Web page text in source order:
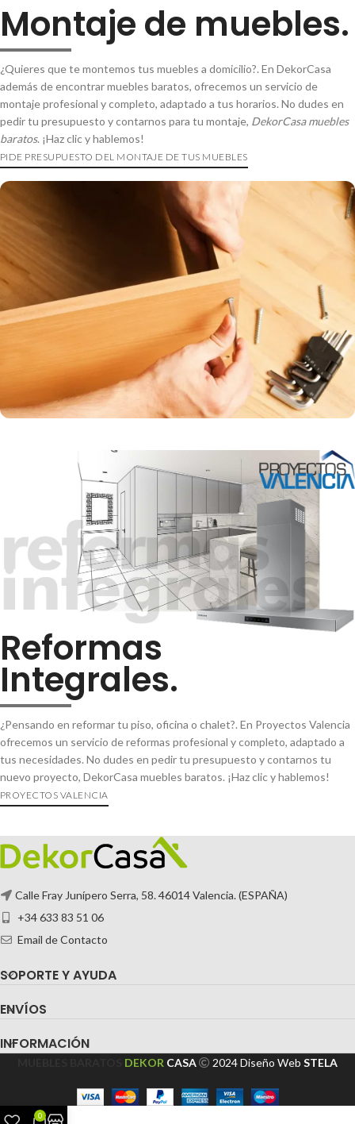
Montaje de muebles.
¿Quieres que te montemos tus muebles a domicilio?. En DekorCasa
además de encontrar muebles baratos, ofrecemos un servicio de
montaje profesional y completo, adaptado a tus horarios. No dudes en
pedir tu presupuesto y contarnos para tu montaje, DekorCasa muebles
baratos. ¡Haz clic y hablemos!
PIDE PRESUPUESTO DEL MONTAJE DE TUS MUEBLES
Reformas
Integrales.
¿Pensando en reformar tu piso, oficina o chalet?. En Proyectos Valencia
ofrecemos un servicio de reformas profesional y completo, adaptado a
tus necesidades. No dudes en pedir tu presupuesto y contarnos tu
nuevo proyecto, DekorCasa muebles baratos. ¡Haz clic y hablemos!
PROYECTOS VALENCIA
Calle Fray Junípero Serra, 58. 46014 Valencia. (ESPAÑA)
+34 633 83 51 06
Email de Contacto
SOPORTE Y AYUDA
ENVÍOS
INFORMACIÓN
DEKOR CASA 2024Diseño Web STELA
0